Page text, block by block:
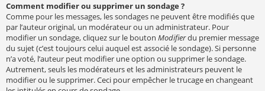
Comment modifier ou supprimer un sondage ?
Comme pour les messages, les sondages ne peuvent être modifiés que
par l’auteur original, un modérateur ou un administrateur. Pour
modifier un sondage, cliquez sur le bouton Modifierdu premier message
du sujet (c’est toujours celui auquel est associé le sondage). Si personne
n’a voté, l’auteur peut modifier une option ou supprimer le sondage.
Autrement, seuls les modérateurs et les administrateurs peuvent le
modifier ou le supprimer. Ceci pour empêcher le trucage en changeant